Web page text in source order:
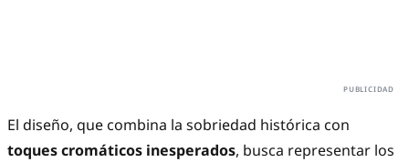
El diseño, que combina la sobriedad histórica con
toques cromáticos inesperados, busca representar los